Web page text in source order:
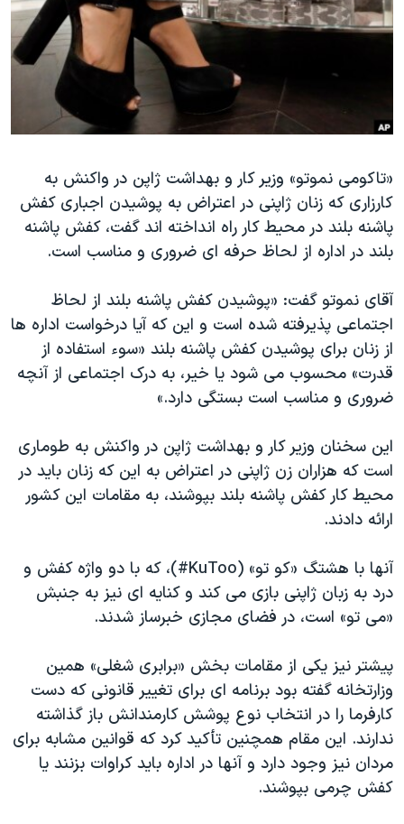
فرهنگ و زندگی
علم و فناوری
گالری عکس
آرشیو پخش زنده
مستندها
حمله جمهوری اسلامی به اسرائیل
رمز مهسا
اعتراضات زن، زندگی، آزادی
مجموعه مستندهای دادخواهی
تریبونال مردمی آبان ۹۸
چهل سال گروگان‌گیری
قانون شفافیت دارائی کادر رهبری ایران
اعتراضات مردمی آبان ۹۸
اسرائیل در جنگ
نرگس محمدی برنده جایزه نوبل صلح
همایش محافظه‌کاران آمریکا «سی‌پک»
صفحه‌های ویژه
دنبال کنید
زبانهای مختلف
«تاکومی نموتو» وزیر کار و بهداشت ژاپن در واکنش به
کارزاری که زنان ژاپنی در اعتراض به پوشیدن اجباری کفش
پاشنه بلند در محیط کار راه انداخته اند گفت، کفش پاشنه
بلند در اداره از لحاظ حرفه ای ضروری و مناسب است.
آقای نموتو گفت: «پوشیدن کفش پاشنه بلند از لحاظ
اجتماعی پذیرفته شده است و این که آیا درخواست اداره ها
از زنان برای پوشیدن کفش پاشنه بلند «سوء استفاده از
قدرت» محسوب می شود یا خیر، به درک اجتماعی از آنچه
ضروری و مناسب است بستگی دارد.»
این سخنان وزیر کار و بهداشت ژاپن در واکنش به طوماری
است که هزاران زن ژاپنی در اعتراض به این که زنان باید در
محیط کار کفش پاشنه بلند بپوشند، به مقامات این کشور
ارائه دادند.
آنها با هشتگ «کو تو» (KuToo#)، که با دو واژه کفش و
درد به زبان ژاپنی بازی می کند و کنایه ای نیز به جنبش
«می تو» است، در فضای مجازی خبرساز شدند.
پیشتر نیز یکی از مقامات بخش «برابری شغلی» همین
وزارتخانه گفته بود برنامه ای برای تغییر قانونی که دست
کارفرما را در انتخاب نوع پوشش کارمندانش باز گذاشته
ندارند. این مقام همچنین تأکید کرد که قوانین مشابه برای
مردان نیز وجود دارد و آنها در اداره باید کراوات بزنند یا
کفش چرمی بپوشند.